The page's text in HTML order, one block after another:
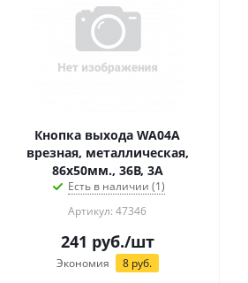
Кнопка выхода WA04A
врезная, металлическая,
86х50мм., 36В, 3А
Есть в наличии (1)
Артикул: 47346
241 руб./шт
Экономия 8руб.